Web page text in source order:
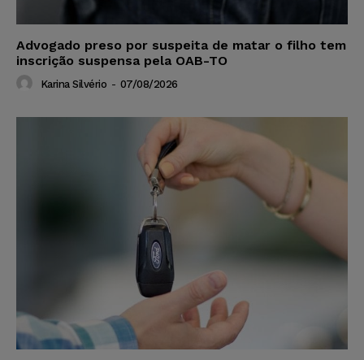
Advogado preso por suspeita de matar o filho tem
inscrição suspensa pela OAB-TO
Karina Silvério - 07/08/2026